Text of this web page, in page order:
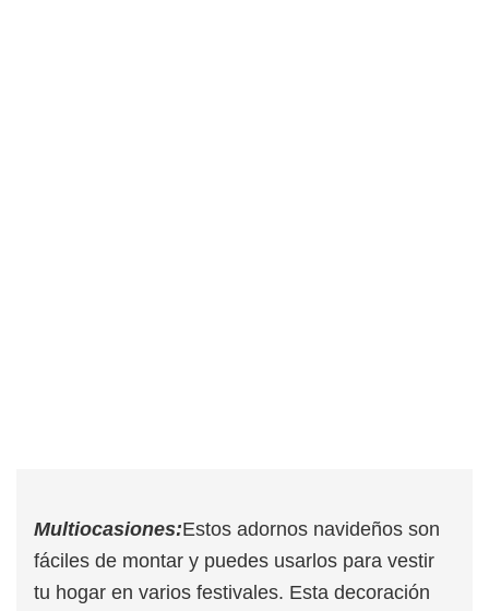
Multiocasiones:Estos adornos navideños son
fáciles de montar y puedes usarlos para vestir
tu hogar en varios festivales. Esta decoración